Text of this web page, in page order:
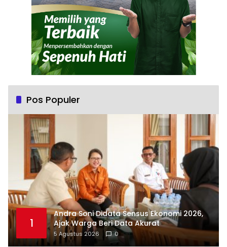
Pos Populer
1
Andra Soni Didata Sensus Ekonomi 2026,
Ajak Warga Beri Data Akurat
5 Agustus 2026 0